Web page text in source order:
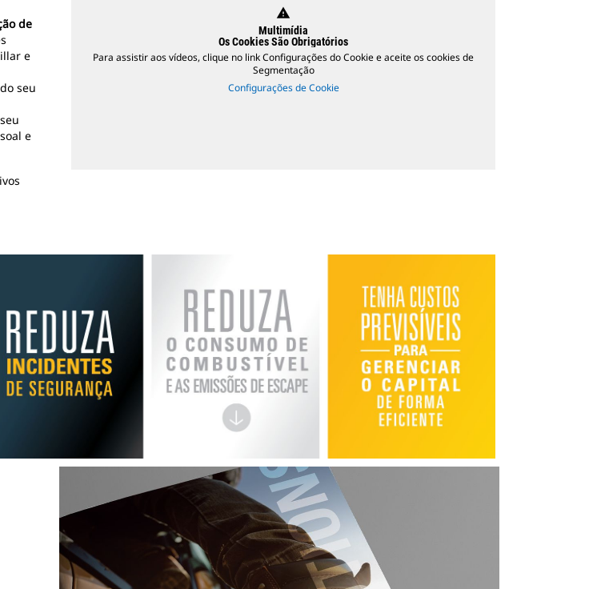
de
e
seu
e
warning
Multimídia
Os Cookies São Obrigatórios
Para assistir aos vídeos, clique no link Configurações do Cookie e aceite os cookies de
Segmentação
Configurações de Cookie